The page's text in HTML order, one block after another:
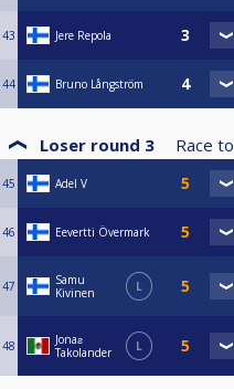
43 Jere Repola
44 Bruno Långström
Loser round 3 Race to
45 Adel V
46 Eevertti Övermark
47
Samu
Kivinen
L
48
Jonaƨ
Takolander
L